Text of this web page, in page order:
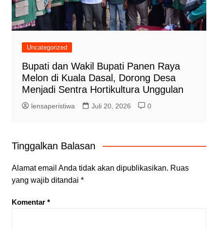
Uncategorized
Bupati dan Wakil Bupati Panen Raya
Melon di Kuala Dasal, Dorong Desa
Menjadi Sentra Hortikultura Unggulan
lensaperistiwa Juli 20, 2026 0
Tinggalkan Balasan
Alamat email Anda tidak akan dipublikasikan. Ruas
yang wajib ditandai *
Komentar *